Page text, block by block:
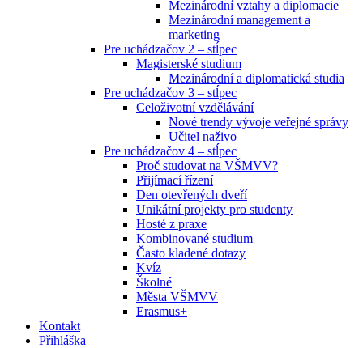
Mezinárodní vztahy a diplomacie
Mezinárodní management a
marketing
Pre uchádzačov 2 – stĺpec
Magisterské studium
Mezinárodní a diplomatická studia
Pre uchádzačov 3 – stĺpec
Celoživotní vzdělávání
Nové trendy vývoje veřejné správy
Učitel naživo
Pre uchádzačov 4 – stĺpec
Proč studovat na VŠMVV?
Přijímací řízení
Den otevřených dveří
Unikátní projekty pro studenty
Hosté z praxe
Kombinované studium
Často kladené dotazy
Kvíz
Školné
Města VŠMVV
Erasmus+
Kontakt
Přihláška